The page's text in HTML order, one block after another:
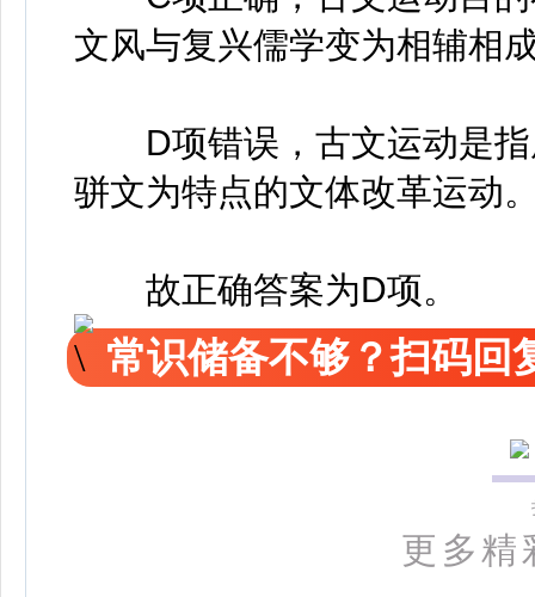
文风与复兴儒学变为相辅相
D项错误，古文运动是指
骈文为特点的文体改革运动
故正确答案为D项。
常识储备不够？扫码回
更多精